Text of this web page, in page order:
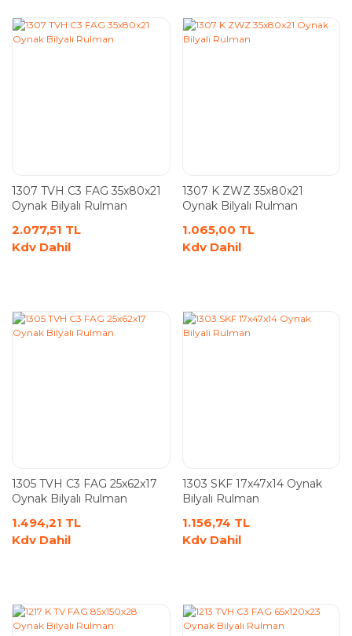
1307 TVH C3 FAG 35x80x21
Oynak Bilyalı Rulman
2.077,51 TL
Kdv Dahil
1307 K ZWZ 35x80x21
Oynak Bilyalı Rulman
1.065,00 TL
Kdv Dahil
1305 TVH C3 FAG 25x62x17
Oynak Bilyalı Rulman
1.494,21 TL
Kdv Dahil
1303 SKF 17x47x14 Oynak
Bilyalı Rulman
1.156,74 TL
Kdv Dahil